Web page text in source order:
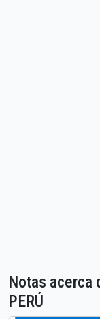
Notas acerca
PERÚ